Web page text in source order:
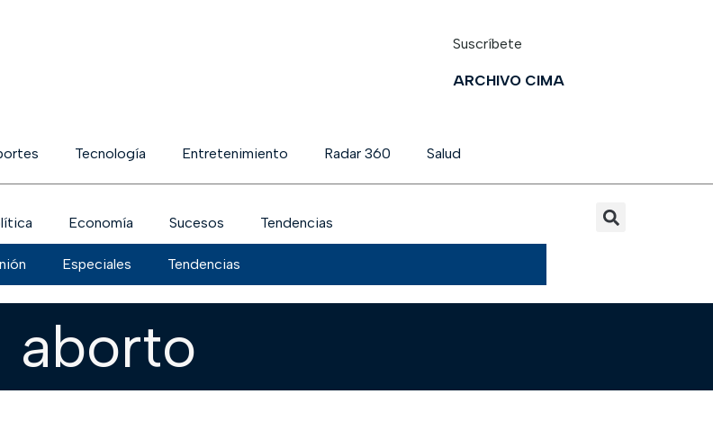
Suscríbete
ARCHIVO CIMA
Tecnología Entretenimiento Radar 360 Salud
Economía Sucesos Tendencias
Especiales Tendencias
aborto